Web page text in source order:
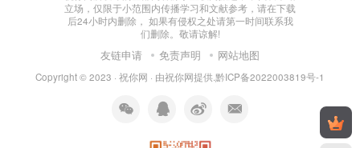
立场，仅限于小范围内传播学习和文献参考，请在下载
后24小时内删除， 如果有侵权之处请第一时间联系我
们删除。敬请谅解!
友链申请 免责声明 网站地图
Copyright © 2023 · 祝你网 · 由祝你网提供.黔ICP备2022003819号-1